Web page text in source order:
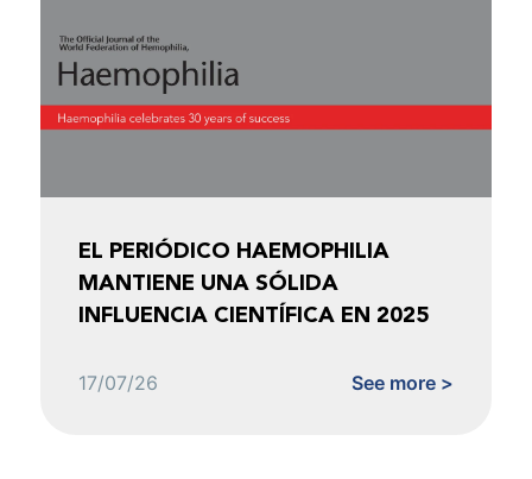
EL PERIÓDICO HAEMOPHILIA
MANTIENE UNA SÓLIDA
INFLUENCIA CIENTÍFICA EN 2025
17/07/26 See more >